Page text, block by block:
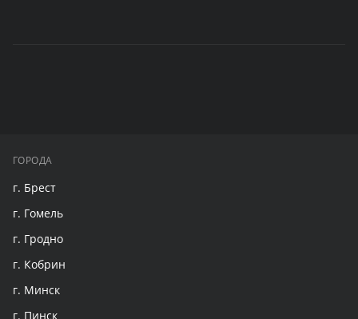
ГОРОДА
г. Брест
г. Гомель
г. Гродно
г. Кобрин
г. Минск
г. Пинск